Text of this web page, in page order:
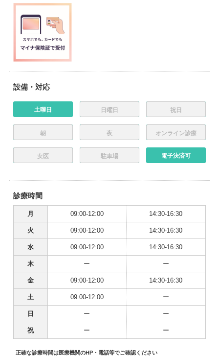
設備・対応
土曜日 日曜日 祝日
朝 夜 オンライン診療
女医 駐車場 電子決済可
診療時間
月 09:00-12:00 14:30-16:30
火 09:00-12:00 14:30-16:30
水 09:00-12:00 14:30-16:30
木 ー ー
金 09:00-12:00 14:30-16:30
土 09:00-12:00 ー
日 ー ー
祝 ー ー
正確な診療時間は医療機関のHP・電話等でご確認ください